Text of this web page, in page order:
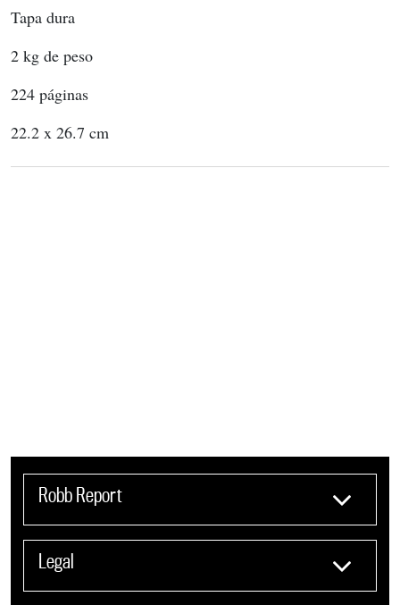
Tapa dura
2 kg de peso
224 páginas
22.2 x 26.7 cm
Robb Report
Legal